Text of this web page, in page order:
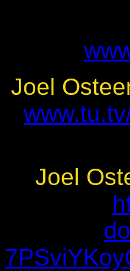
Joel
Joel